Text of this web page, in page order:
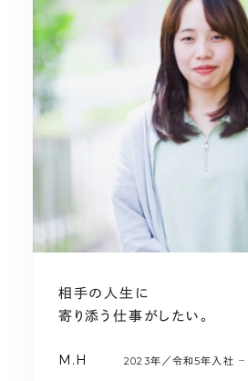
相手の人生に
寄り添う仕事がしたい。
M.H 2023年／令和5年入社